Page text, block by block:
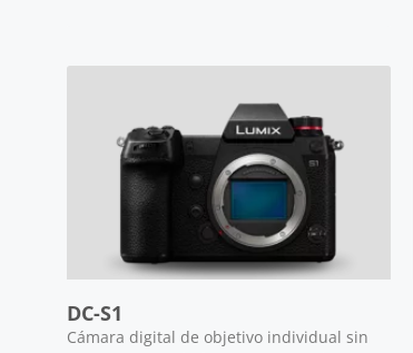
DC-S1
Cámara digital de objetivo individual sin